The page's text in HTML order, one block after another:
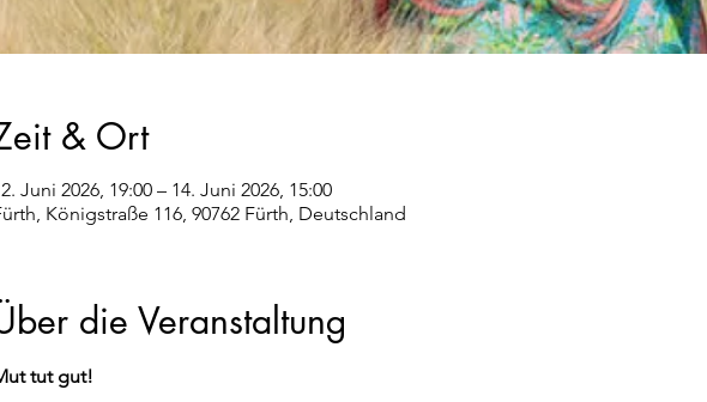
& Ort
Juni 2026, 19:00 – 14. Juni 2026, 15:00
Königstraße 116, 90762 Fürth, Deutschland
die Veranstaltung
tut gut!